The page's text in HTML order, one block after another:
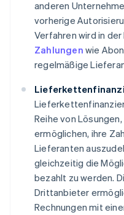
anderen
vorherige
Verfahren wird in
Zahlungen wie
regelmäßige
Reihe von
ermöglichen, ihre
Lieferanten
gleichzeitig die
bezahlt zu werden.
Drittanbieter
Rechnungen mit